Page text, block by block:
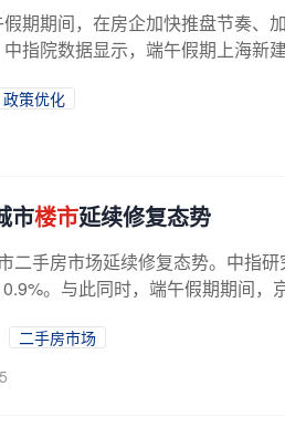
期期间，在房企加快推盘节奏、
指院数据显示，端午假期上海新
政策优化
市楼市延续修复态势
二手房市场延续修复态势。中指
。与此同时，端午假期期间
二手房市场